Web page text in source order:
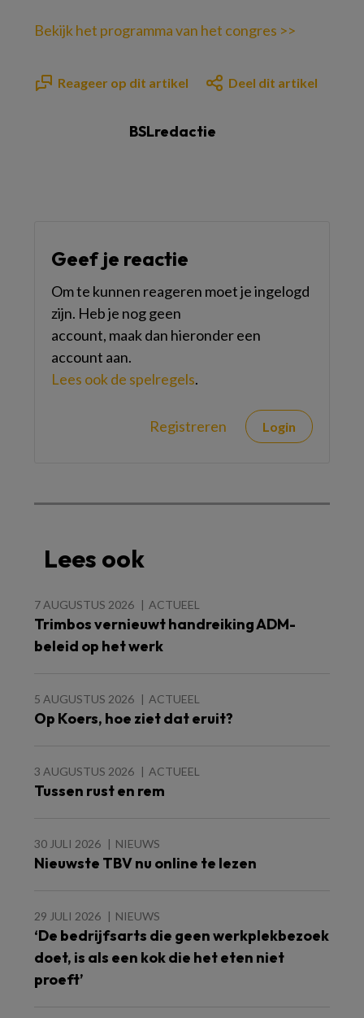
Bekijk het programma van het congres >>
Reageer op dit artikel Deel dit artikel
BSLredactie
Geef je reactie
Om te kunnen reageren moet je ingelogd
zijn. Heb je nog geen
account, maak dan hieronder een
account aan.
Lees ook de spelregels.
Registreren Login
Lees ook
7 AUGUSTUS 2026 ACTUEEL
Trimbos vernieuwt handreiking ADM-
beleid op het werk
5 AUGUSTUS 2026 ACTUEEL
Op Koers, hoe ziet dat eruit?
3 AUGUSTUS 2026 ACTUEEL
Tussen rust en rem
30 JULI 2026 NIEUWS
Nieuwste TBV nu online te lezen
29 JULI 2026 NIEUWS
‘De bedrijfsarts die geen werkplekbezoek
doet, is als een kok die het eten niet
proeft’